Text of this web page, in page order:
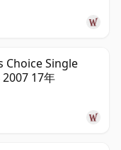
Choice Single
17年